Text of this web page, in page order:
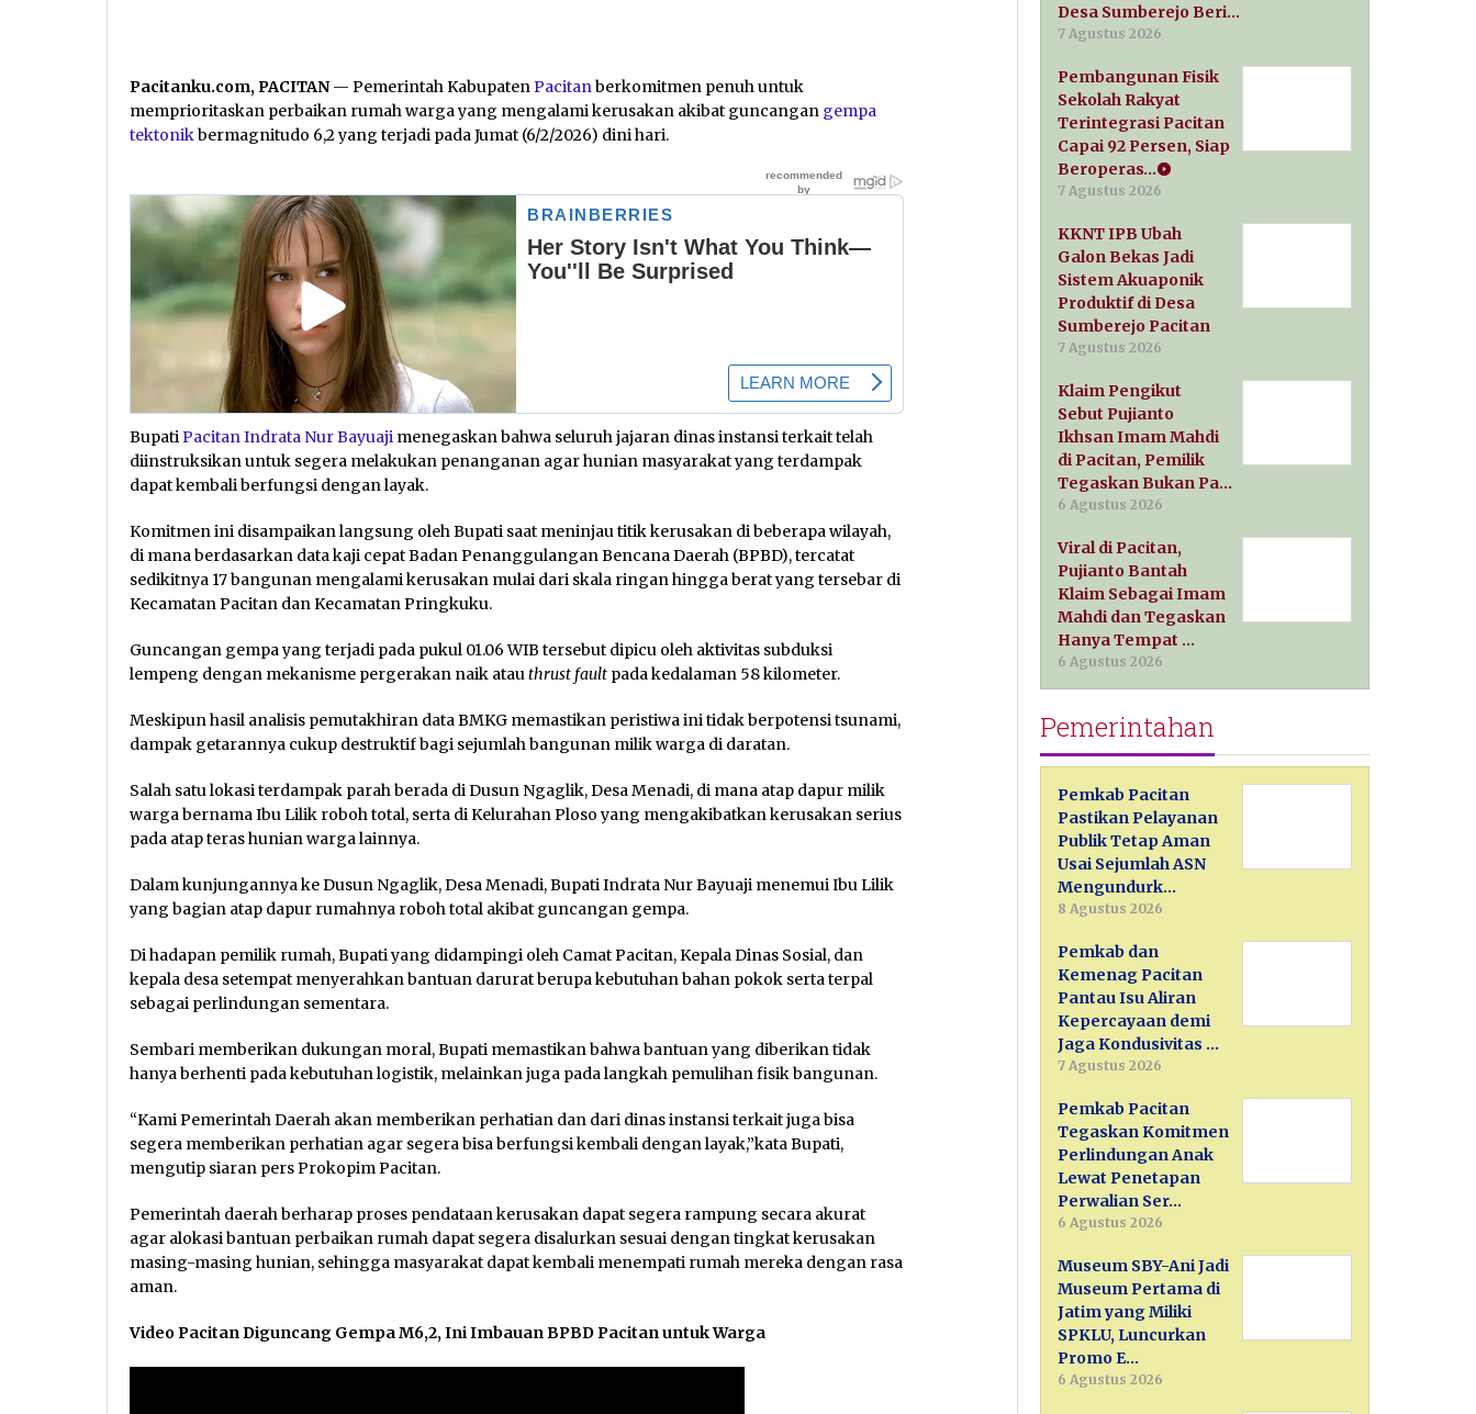
Pacitanku.com, PACITAN — Pemerintah KabupatenPacitanberkomitmen penuh untuk
memprioritaskan perbaikan rumah warga yang mengalami kerusakan akibat guncangan gempa
tektonikbermagnitudo 6,2 yang terjadi pada Jumat (6/2/2026) dini hari.
BupatiPacitanIndrata Nur Bayuaji menegaskan bahwa seluruh jajaran dinas instansi terkait telah
diinstruksikan untuk segera melakukan penanganan agar hunian masyarakat yang terdampak
dapat kembali berfungsi dengan layak.
Komitmen ini disampaikan langsung oleh Bupati saat meninjau titik kerusakan di beberapa wilayah,
di mana berdasarkan data kaji cepat Badan Penanggulangan Bencana Daerah (BPBD), tercatat
sedikitnya 17 bangunan mengalami kerusakan mulai dari skala ringan hingga berat yang tersebar di
Kecamatan Pacitan dan Kecamatan Pringkuku.
Guncangan gempa yang terjadi pada pukul 01.06 WIB tersebut dipicu oleh aktivitas subduksi
lempeng dengan mekanisme pergerakan naik atauthrust fault pada kedalaman 58 kilometer.
Meskipun hasil analisis pemutakhiran data BMKG memastikan peristiwa ini tidak berpotensi tsunami,
dampak getarannya cukup destruktif bagi sejumlah bangunan milik warga di daratan.
Salah satu lokasi terdampak parah berada di Dusun Ngaglik, Desa Menadi, di mana atap dapur milik
warga bernama Ibu Lilik roboh total, serta di Kelurahan Ploso yang mengakibatkan kerusakan serius
pada atap teras hunian warga lainnya.
Dalam kunjungannya ke Dusun Ngaglik, Desa Menadi, Bupati Indrata Nur Bayuaji menemui Ibu Lilik
yang bagian atap dapur rumahnya roboh total akibat guncangan gempa.
Di hadapan pemilik rumah, Bupati yang didampingi oleh Camat Pacitan, Kepala Dinas Sosial, dan
kepala desa setempat menyerahkan bantuan darurat berupa kebutuhan bahan pokok serta terpal
sebagai perlindungan sementara.
Sembari memberikan dukungan moral, Bupati memastikan bahwa bantuan yang diberikan tidak
hanya berhenti pada kebutuhan logistik, melainkan juga pada langkah pemulihan fisik bangunan.
“Kami Pemerintah Daerah akan memberikan perhatian dan dari dinas instansi terkait juga bisa
segera memberikan perhatian agar segera bisa berfungsi kembali dengan layak,”kata Bupati,
mengutip siaran pers Prokopim Pacitan.
Pemerintah daerah berharap proses pendataan kerusakan dapat segera rampung secara akurat
agar alokasi bantuan perbaikan rumah dapat segera disalurkan sesuai dengan tingkat kerusakan
masing-masing hunian, sehingga masyarakat dapat kembali menempati rumah mereka dengan rasa
aman.
Video Pacitan Diguncang Gempa M6,2, Ini Imbauan BPBD Pacitan untuk Warga
Desa Sumberejo Beri…
7 Agustus 2026
Pembangunan Fisik
Sekolah Rakyat
Terintegrasi Pacitan
Capai 92 Persen, Siap
Beroperas…
7 Agustus 2026
KKNT IPB Ubah
Galon Bekas Jadi
Sistem Akuaponik
Produktif di Desa
Sumberejo Pacitan
7 Agustus 2026
Klaim Pengikut
Sebut Pujianto
Ikhsan Imam Mahdi
di Pacitan, Pemilik
Tegaskan Bukan Pa…
6 Agustus 2026
Viral di Pacitan,
Pujianto Bantah
Klaim Sebagai Imam
Mahdi dan Tegaskan
Hanya Tempat …
6 Agustus 2026
Pemerintahan
Pemkab Pacitan
Pastikan Pelayanan
Publik Tetap Aman
Usai Sejumlah ASN
Mengundurk…
8 Agustus 2026
Pemkab dan
Kemenag Pacitan
Pantau Isu Aliran
Kepercayaan demi
Jaga Kondusivitas …
7 Agustus 2026
Pemkab Pacitan
Tegaskan Komitmen
Perlindungan Anak
Lewat Penetapan
Perwalian Ser…
6 Agustus 2026
Museum SBY-Ani Jadi
Museum Pertama di
Jatim yang Miliki
SPKLU, Luncurkan
Promo E…
6 Agustus 2026